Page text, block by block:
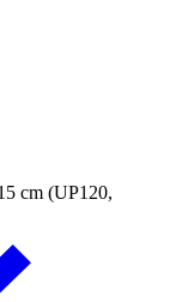
cm (UP120,